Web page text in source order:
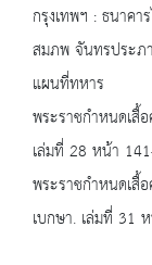
กรุงเทพฯ : ธนาค
สมภพ จันทรประภ
แผนที่ทหาร
พระราชกำหนดเสื้
เล่มที่ 28 หน้า
พระราชกำหนดเสื้
เบกษา. เล่มที่ 31